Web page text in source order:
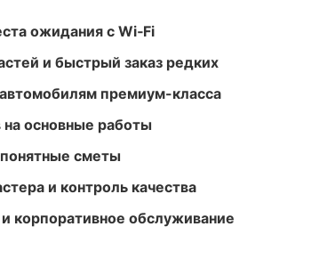
ожидания с Wi‑Fi
и быстрый заказ редких
премиум-класса
основные работы
сметы
и контроль качества
корпоративное обслуживание